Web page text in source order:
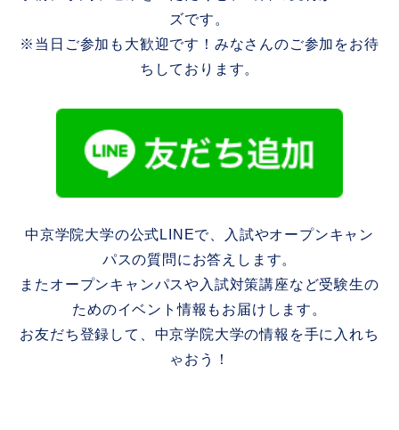
ズです。
※当日ご参加も大歓迎です！みなさんのご参加をお待
ちしております。
中京学院大学の公式LINEで、入試やオープンキャン
パスの質問にお答えします。
またオープンキャンパスや入試対策講座など受験生の
ためのイベント情報もお届けします。
お友だち登録して、中京学院大学の情報を手に入れち
ゃおう！